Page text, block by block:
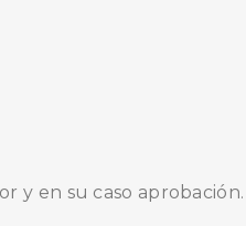
y en su caso aprobación.